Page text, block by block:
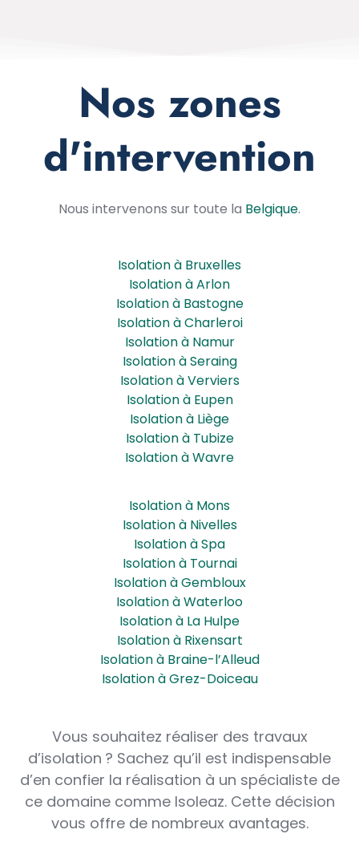
Nos zones
d'intervention
Nous intervenons sur toute la Belgique.
Isolation à Bruxelles
Isolation à Arlon
Isolation à Bastogne
Isolation à Charleroi
Isolation à Namur
Isolation à Seraing
Isolation à Verviers
Isolation à Eupen
Isolation à Liège
Isolation à Tubize
Isolation à Wavre
Isolation à Mons
Isolation à Nivelles
Isolation à Spa
Isolation à Tournai
Isolation à Gembloux
Isolation à Waterloo
Isolation à La Hulpe
Isolation à Rixensart
Isolation à Braine-l’Alleud
Isolation à Grez-Doiceau
Vous souhaitez réaliser des travaux
d’isolation ? Sachez qu’il est indispensable
d’en confier la réalisation à un spécialiste de
ce domaine comme Isoleaz. Cette décision
vous offre de nombreux avantages.